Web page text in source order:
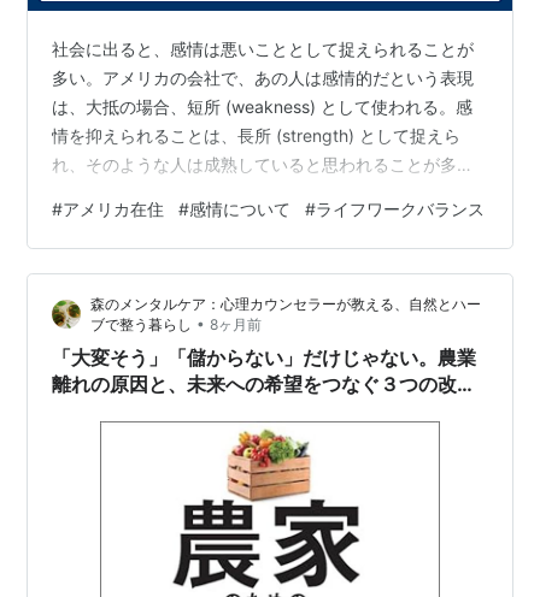
社会に出ると、感情は悪いこととして捉えられることが
多い。アメリカの会社で、あの人は感情的だという表現
は、大抵の場合、短所 (weakness) として使われる。感
情を抑えられることは、長所 (strength) として捉えら
れ、そのような人は成熟していると思われることが多
て、感情が少ない方が何かと物事がスムーズに運ぶから
だ。 でも感情はポジティブにも使える。本当に人を動か
すものは、必ず感情が伴っている。心に響くものは、大
体が感情的なものだ。強い感情は文字となり、絵とな
り、物となり、他の人へと、時には世代を超えて伝わっ
ていく。発信する方も、強い感情…
#アメリカ在住 #感情について #ライフワークバランス
森のメンタルケア：心理カウンセラーが教える、自然とハー
ブで整う暮らし • 8ヶ月前
「大変そう」「儲からない」だけじゃない。農業
離れの原因と、未来への希望をつなぐ３つの改善